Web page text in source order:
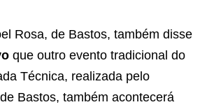
Rosa, de Bastos, também disse
que outro evento tradicional do
Técnica, realizada pelo
Bastos, também acontecerá